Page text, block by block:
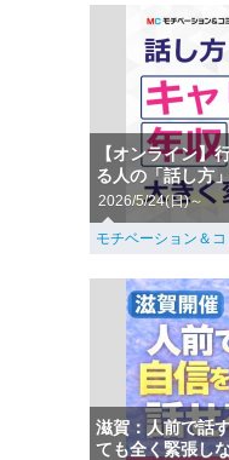
【オンライン】
る人の「話し方
2026/5/24(日)～
モチベーション＆
滋賀：人前で話
ても全く緊張し